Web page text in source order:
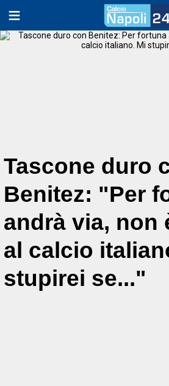
Tascone duro
Benitez: "Per
andrà via, non
al calcio
stupirei se..."